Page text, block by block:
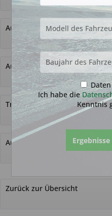
Autoschlüssel ohne Funk
Autoschlüsselgehäuse und
Transponder
Autoschlüssel nicht gefunden?
Zurück zur Übersicht
Daten
Ich habe die
Kenntnis